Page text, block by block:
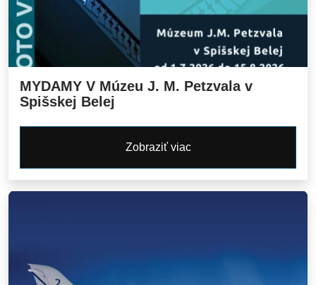
MYDAMY V Múzeu J. M. Petzvala v
Spišskej Belej
Zobraziť viac